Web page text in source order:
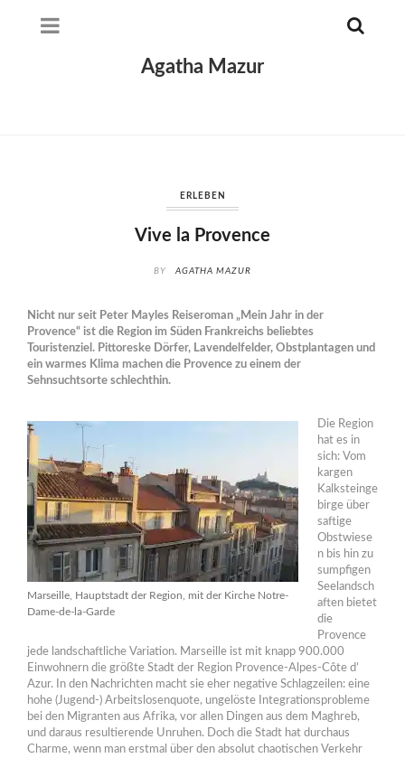
Agatha Mazur
ERLEBEN
Vive la Provence
BY AGATHA MAZUR
Nicht nur seit Peter Mayles Reiseroman „Mein Jahr in der
Provence“ ist die Region im Süden Frankreichs beliebtes
Touristenziel. Pittoreske Dörfer, Lavendelfelder, Obstplantagen und
ein warmes Klima machen die Provence zu einem der
Sehnsuchtsorte schlechthin.
Marseille, Hauptstadt der Region, mit der Kirche Notre-
Dame-de-la-Garde
Die Region
hat es in
sich: Vom
kargen
Kalksteinge
birge über
saftige
Obstwiese
n bis hin zu
sumpfigen
Seelandsch
aften bietet
die
Provence
jede landschaftliche Variation. Marseille ist mit knapp 900.000
Einwohnern die größte Stadt der Region Provence-Alpes-Côte d’
Azur. In den Nachrichten macht sie eher negative Schlagzeilen: eine
hohe (Jugend-) Arbeitslosenquote, ungelöste Integrationsprobleme
bei den Migranten aus Afrika, vor allen Dingen aus dem Maghreb,
und daraus resultierende Unruhen. Doch die Stadt hat durchaus
Charme, wenn man erstmal über den absolut chaotischen Verkehr